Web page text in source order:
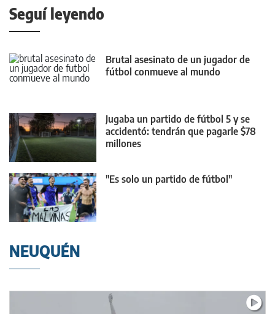
Seguí leyendo
Brutal asesinato de un jugador de
fútbol conmueve al mundo
Jugaba un partido de fútbol 5 y se
accidentó: tendrán que pagarle $78
millones
"Es solo un partido de fútbol"
NEUQUÉN